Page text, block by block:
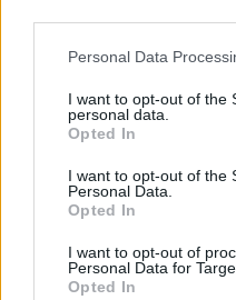
Personal Data
I want to opt-out of the
personal data.
Opted In
I want to opt-out of the
Personal Data.
Opted In
I want to opt-out of
Personal Data for
Opted In
avanti dovrebbe
Marilungo mentre è
una contusione alla
posto a Maccarone.
Autore